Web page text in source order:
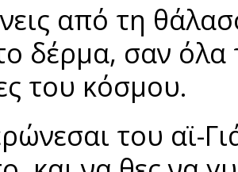
από τη
δέρμα, σαν όλα
του κόσμου.
του αϊ-